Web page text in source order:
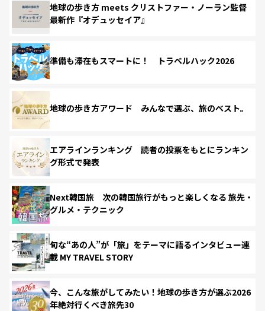
地球の歩き方 meets クリストファー・ノーラン監督
最新作『オデュッセイア』
準備も滞在もスマートに！ トラベルハック2026
地球の歩き方アワード みんなで選ぶ、旅のベスト。
エアラインランキング 読者の投票をもとにランキン
グ形式で発表
Next韓国旅 次の韓国旅行がもっと楽しくなる 旅先・
グルメ・テクニック
旬な“あの人”が「旅」をテーマに語るインタビュー連
載 MY TRAVEL STORY
今、こんな旅がしてみたい！地球の歩き方が選ぶ2026
年絶対行くべき旅先30